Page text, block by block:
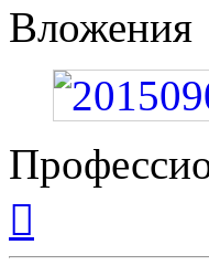
Вложения
началу